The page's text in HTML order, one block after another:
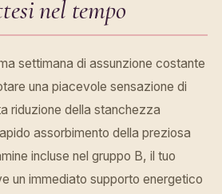
nel tempo
settimana di assunzione costante
una piacevole sensazione di
riduzione della stanchezza
assorbimento della preziosa
incluse nel gruppo B, il tuo
un immediato supporto energetico